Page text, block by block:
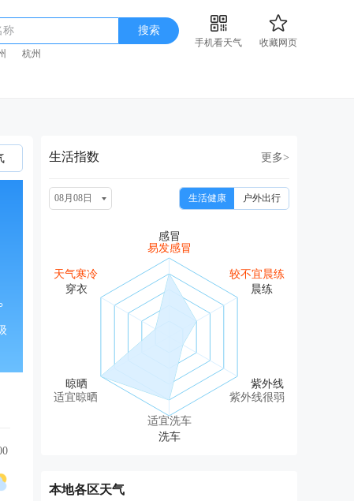
称 搜索
手机看天气
收藏网页
杭州
生活指数 更多>
08月08日 生活健康 户外出行
易发感冒
天气寒冷
适宜晾晒
适宜洗车
紫外线很弱
较不宜晨练
本地各区天气